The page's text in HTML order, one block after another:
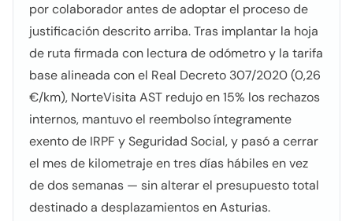
por colaborador antes de adoptar el proceso de
justificación descrito arriba. Tras implantar la hoja
de ruta firmada con lectura de odómetro y la tarifa
base alineada con el Real Decreto 307/2020 (0,26
€/km), NorteVisita AST redujo en 15% los rechazos
internos, mantuvo el reembolso íntegramente
exento de IRPF y Seguridad Social, y pasó a cerrar
el mes de kilometraje en tres días hábiles en vez
de dos semanas — sin alterar el presupuesto total
destinado a desplazamientos en Asturias.